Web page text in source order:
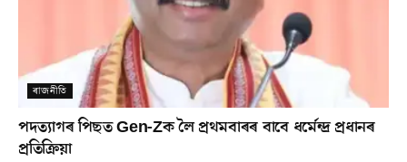
ৰাজনীতি
পদত্যাগৰ পিছত Gen-Zক লৈ প্ৰথমবাৰৰ বাবে ধৰ্মেন্দ্ৰ প্ৰধানৰ
প্ৰতিক্ৰিয়া